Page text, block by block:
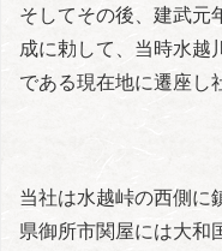
そしてその後、建武元
成に勅して、当時水越
である現在地に遷座し
当社は水越峠の西側に
県御所市関屋には大和